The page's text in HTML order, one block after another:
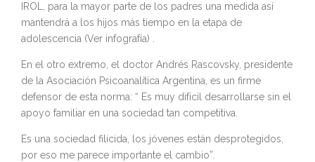
IROL, para la mayor parte de los padres una medida así
mantendrá a los hijos más tiempo en la etapa de
adolescencia (Ver infografía) .
En el otro extremo, el doctor Andrés Rascovsky, presidente
de la Asociación Psicoanalítica Argentina, es un firme
defensor de esta norma: “ Es muy difícil desarrollarse sin el
apoyo familiar en una sociedad tan competitiva.
Es una sociedad filicida, los jóvenes están desprotegidos,
por eso me parece importante el cambio”.